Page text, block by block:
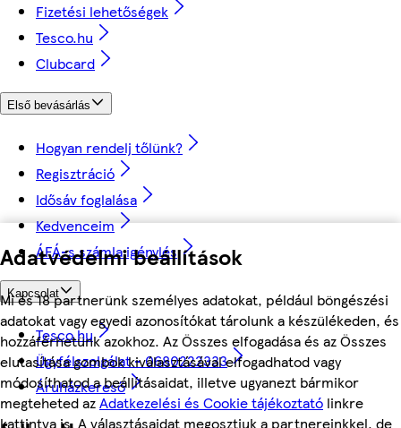
Adatvédelmi beállítások
Mi és 18 partnerünk személyes adatokat, például böngészési
adatokat vagy egyedi azonosítókat tárolunk a készülékeden, és
hozzáférhetünk azokhoz. Az Összes elfogadása és az Összes
elutasítása gombok kiválasztásával elfogadhatod vagy
módosíthatod a beállításaidat, illetve ugyanezt bármikor
megteheted azAdatkezelési és Cookie tájékoztató linkre
kattintva is. A választásaidat megosztjuk a partnereinkkel, de
Fizetési lehetőségek
Tesco.hu
Clubcard
Első bevásárlás
Hogyan rendelj tőlünk?
Regisztráció
Idősáv foglalása
Kedvenceim
ÁFÁ-s számla igénylés
Kapcsolat
Tesco.hu
Ügyfélszolgálat - 0680222333
Áruházkereső